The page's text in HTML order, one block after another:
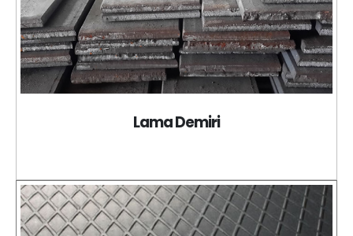
Lama Demiri